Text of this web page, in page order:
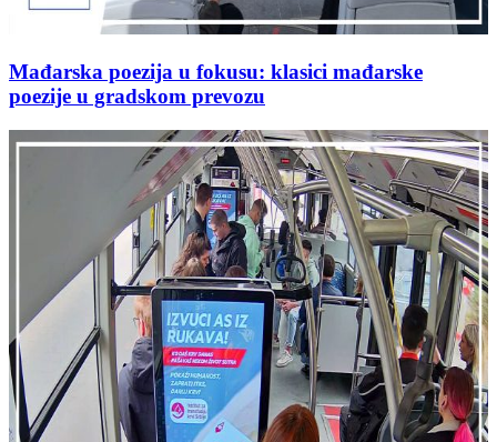
Mađarska poezija u fokusu: klasici mađarske
poezije u gradskom prevozu